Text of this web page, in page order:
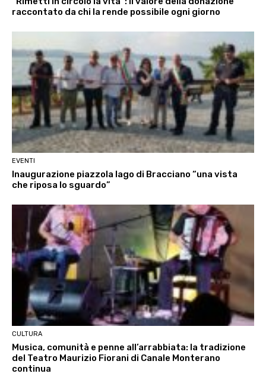
raccontato da chi la rende possibile ogni giorno
EVENTI
Inaugurazione piazzola lago di Bracciano “una vista
che riposa lo sguardo”
CULTURA
Musica, comunità e penne all’arrabbiata: la tradizione
del Teatro Maurizio Fiorani di Canale Monterano
continua